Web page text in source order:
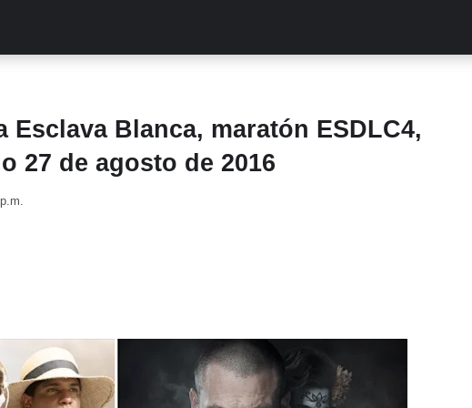
Esclava Blanca, maratón ESDLC4,
27 de agosto de 2016